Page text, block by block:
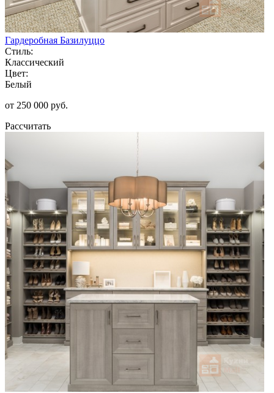
Гардеробная Базилуццо
Стиль:
Классический
Цвет:
Белый
от 250 000 руб.
Рассчитать